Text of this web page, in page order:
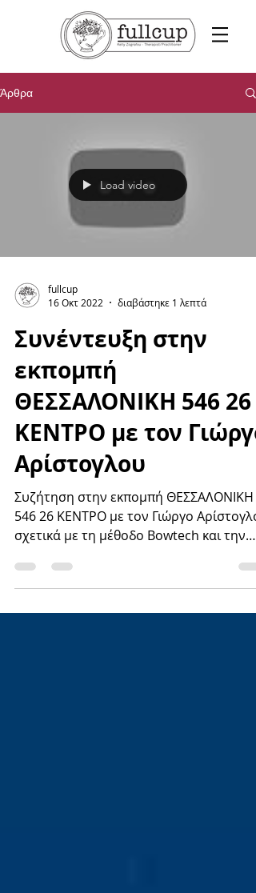
Άρθρα
Load video
fullcup
16 Οκτ 2022
διαβάστηκε 1 λεπτά
Συνέντευξη στην
εκπομπή
ΘΕΣΣΑΛΟΝΙΚΗ 546 26
ΚΕΝΤΡΟ με τον Γιώργο
Αρίστογλου
Συζήτηση στην εκπομπή ΘΕΣΣΑΛΟΝΙΚΗ
546 26 ΚΕΝΤΡΟ με τον Γιώργο
σχετικά με τη μέθοδο Bowtech και την